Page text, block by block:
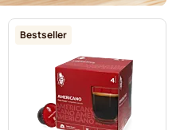
Bestseller